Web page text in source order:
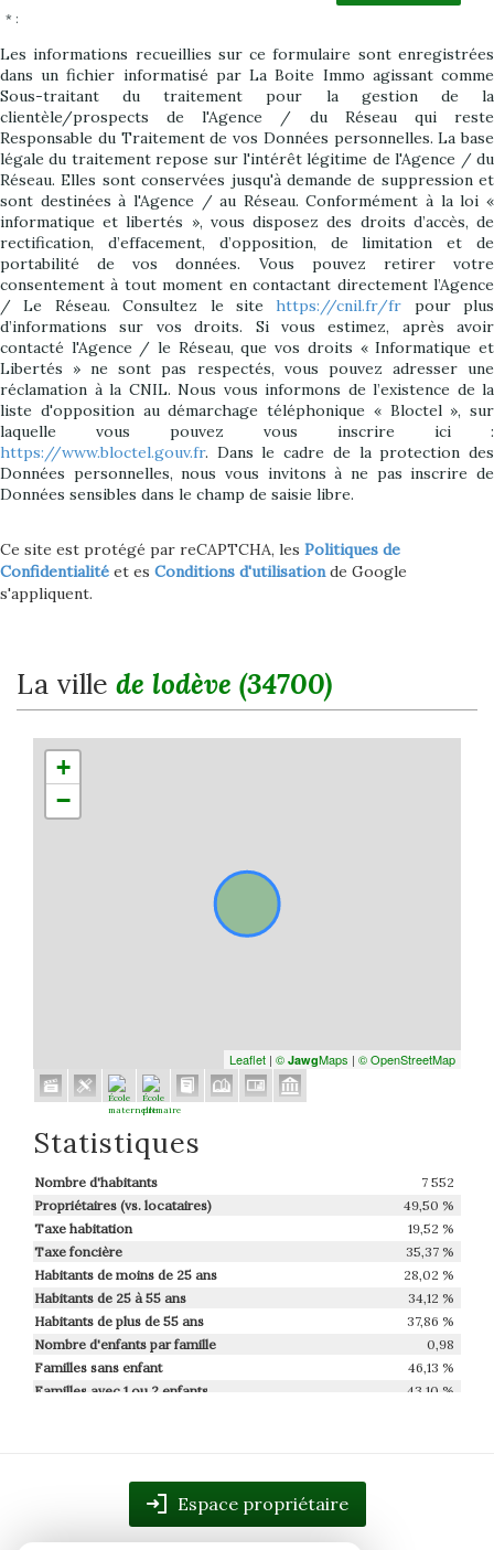
* :
Les informations recueillies sur ce formulaire sont enregistrées
dans un fichier informatisé par La Boite Immo agissant comme
Sous-traitant du traitement pour la gestion de la
clientèle/prospects de l'Agence / du Réseau qui reste
Responsable du Traitement de vos Données personnelles. La base
légale du traitement repose sur l'intérêt légitime de l'Agence / du
Réseau. Elles sont conservées jusqu'à demande de suppression et
sont destinées à l'Agence / au Réseau. Conformément à la loi «
informatique et libertés », vous disposez des droits d’accès, de
rectification, d’effacement, d’opposition, de limitation et de
portabilité de vos données. Vous pouvez retirer votre
consentement à tout moment en contactant directement l’Agence
/ Le Réseau. Consultez le sitehttps://cnil.fr/fr pour plus
d’informations sur vos droits. Si vous estimez, après avoir
contacté l'Agence / le Réseau, que vos droits « Informatique et
Libertés » ne sont pas respectés, vous pouvez adresser une
réclamation à la CNIL. Nous vous informons de l’existence de la
liste d'opposition au démarchage téléphonique « Bloctel », sur
laquelle vous pouvez vous inscrire ici :
https://www.bloctel.gouv.fr. Dans le cadre de la protection des
Données personnelles, nous vous invitons à ne pas inscrire de
Données sensibles dans le champ de saisie libre.
Ce site est protégé par reCAPTCHA, les Politiques de
Confidentialité et es Conditions d'utilisationde Google
s'appliquent.
la ville de lodève (34700)
+
−
Leaflet | © JawgMaps | © OpenStreetMap
Statistiques
Nombre d'habitants
7 552
Propriétaires (vs. locataires)
49,50 %
Taxe habitation
19,52 %
Taxe foncière
35,37 %
Habitants de moins de 25 ans
28,02 %
Habitants de 25 à 55 ans
34,12 %
Habitants de plus de 55 ans
37,86 %
Nombre d'enfants par famille
0,98
Familles sans enfant
46,13 %
Familles avec 1 ou 2 enfants
43,10 %
Espace propriétaire